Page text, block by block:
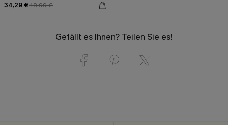
34,29 €48,99 €
Gefällt es Ihnen? Teilen Sie es!